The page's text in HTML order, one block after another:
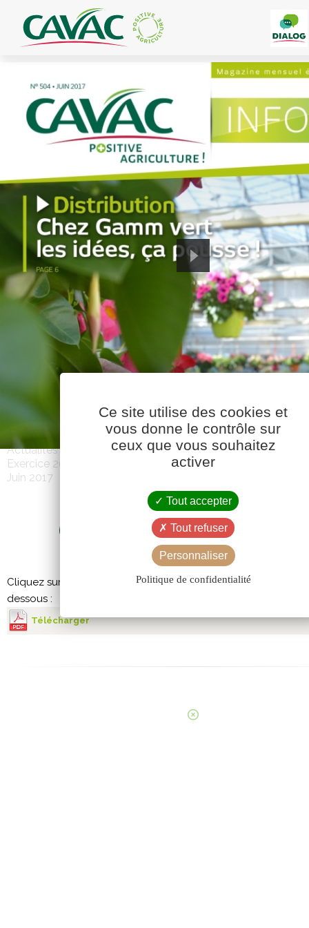
Actualités
Exercice 2016-2017
Juin 2017
CAVAC INFOS 504 – JUIN
Cliquez sur l’image pour afficher le PDF, ou téléchargez-le à
dessous :
Télécharger
Panneau de gestion des cookies
Ce site utilise des cookies et
vous donne le contrôle sur
ceux que vous souhaitez
activer
Tout accepter
Tout refuser
Personnaliser
Politique de confidentialité